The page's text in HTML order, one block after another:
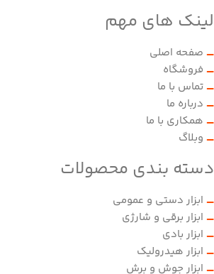
لینک های مهم
صفحه اصلی
فروشگاه
تماس با ما
درباره ما
همکاری با ما
وبلاگ
دسته بندی محصولات
ابزار دستی و عمومی
ابزار برقی و شارژی
ابزار بادی
ابزار هیدرولیک
ابزار جوش و برش